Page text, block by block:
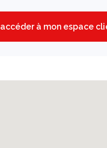
accéder à mon espace